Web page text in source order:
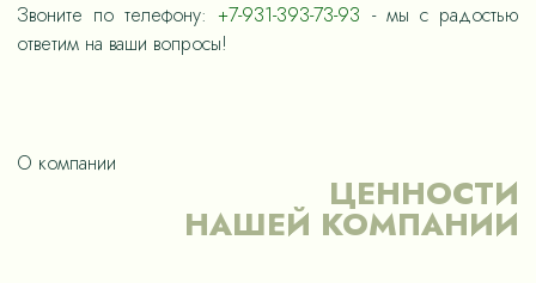
Звоните по телефону:+7-931-393-73-93 - мы с радостью
ответим на ваши вопросы!
О компании
ЦЕННОСТИ
НАШЕЙ КОМПАНИИ